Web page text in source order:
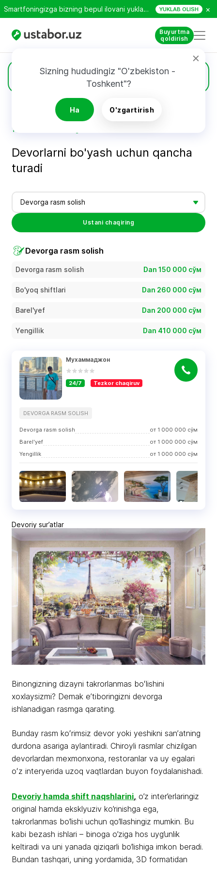
Smartfoningizga bizning bepul ilovani yuklab oling! YUKLAB OLISH ×
Buyurtma
qoldirish
Sizning hududingiz "O'zbekiston -
Toshkent"?
Ha O'zgartirish
Narxlar
Ustalarning xizmatlari narxi - Ustabor.uz
Devorlarni bo'yash uchun qancha
turadi
Devorga rasm solish
Ustani chaqiring
Devorga rasm solish
Devorga rasm solish Dan 150 000 сўм
Bo'yoq shiftlari Dan 260 000 сўм
Barel'yef Dan 200 000 сўм
Yengillik Dan 410 000 сўм
Мухаммаджон
24/7 Tezkor chaqiruv
DEVORGA RASM SOLISH
Devorga rasm solish от 1 000 000 сўм
Barel'yef
от 1 000 000 сўм
Yengillik
от 1 000 000 сўм
Devoriy sur’atlar
Binongizning dizayni takrorlanmas boʻlishini
xoxlaysizmi? Demak eʼtiboringizni devorga
ishlanadigan rasmga qarating.
Bunday rasm koʻrimsiz devor yoki yeshikni sanʼatning
durdona asariga aylantiradi. Chiroyli rasmlar chizilgan
devorlardan mexmonxona, restoranlar va uy egalari
oʻz interyerida uzoq vaqtlardan buyon foydalanishadi.
Devoriy hamda shift naqshlarini, o’z inter’erlaringiz
original hamda eksklyuziv ko’rinishga ega,
takrorlanmas bo’lishi uchun qo’llashingiz mumkin. Bu
kabi bezash ishlari – binoga o’ziga hos uyg’unlik
keltiradi va uni yanada qiziqarli bo’lishiga imkon beradi.
Bundan tashqari, uning yordamida, 3D formatidan